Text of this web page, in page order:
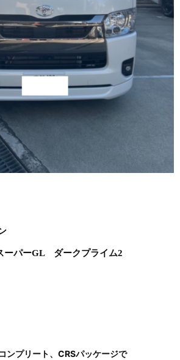
ーパーGL ダークプライム2
ンプリート、CRSパッケージで